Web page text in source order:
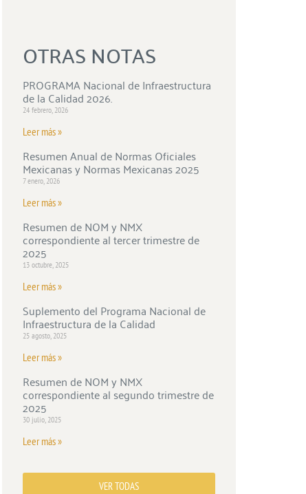
OTRAS NOTAS
PROGRAMA Nacional de Infraestructura
de la Calidad 2026.
24 febrero, 2026
Leer más »
Resumen Anual de Normas Oficiales
Mexicanas y Normas Mexicanas 2025
7 enero, 2026
Leer más »
Resumen de NOM y NMX
correspondiente al tercer trimestre de
2025
13 octubre, 2025
Leer más »
Suplemento del Programa Nacional de
Infraestructura de la Calidad
25 agosto, 2025
Leer más »
Resumen de NOM y NMX
correspondiente al segundo trimestre de
2025
30 julio, 2025
Leer más »
VER TODAS